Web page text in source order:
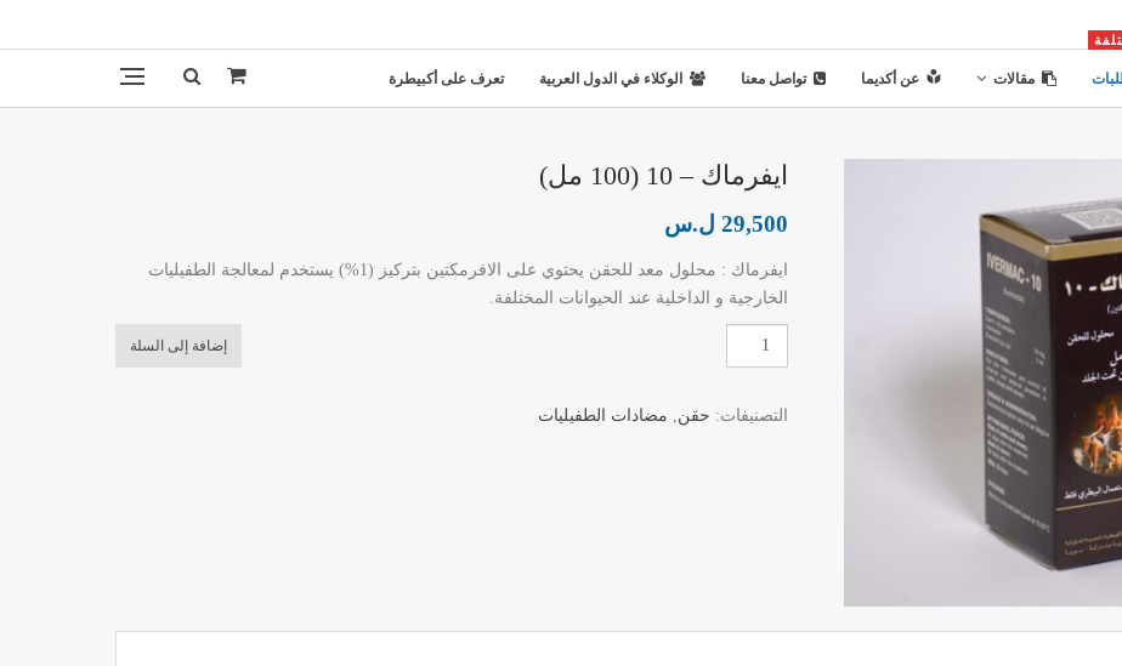
مقالات عن أكديما تواصل معنا الوكلاء في الدول العربية تعرف على أكبيطرة
ايفرماك – 10 (100 مل)
29,500 ل.س
ايفرماك : محلول معد للحقن يحتوي على الافرمكتين بتركيز (1%) يستخدم لمعالجة الطفيليات
الخارجية و الداخلية عند الحيوانات المختلفة.
كمية
ايفرماك
10
إضافة إلى السلة
التصنيفات: حقن, مضادات الطفيليات